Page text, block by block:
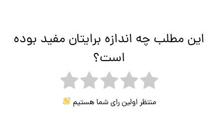
این مطلب چه اندازه برایتان مفید بوده
است؟
منتظر اولین رای شما هستیم